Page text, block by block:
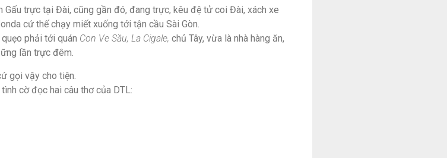
trực tại Đài, cũng gần đó, đang trực, kêu đệ tử coi Đài, xách xe
cứ thế chạy miết xuống tới tận cầu Sài Gòn.
phải tới quán Con Ve Sầu, La Cigale, chủ Tây, vừa là nhà hàng ăn,
lần trực đêm.
gọi vậy cho tiện.
cờ đọc hai câu thơ của DTL: